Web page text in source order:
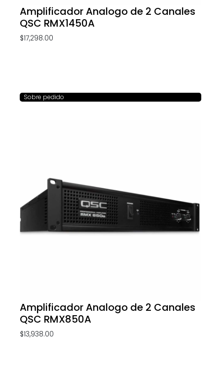
Amplificador Analogo de 2 Canales
QSC RMX1450A
$17,298.00
Sobre pedido
Amplificador Analogo de 2 Canales
QSC RMX850A
$13,938.00